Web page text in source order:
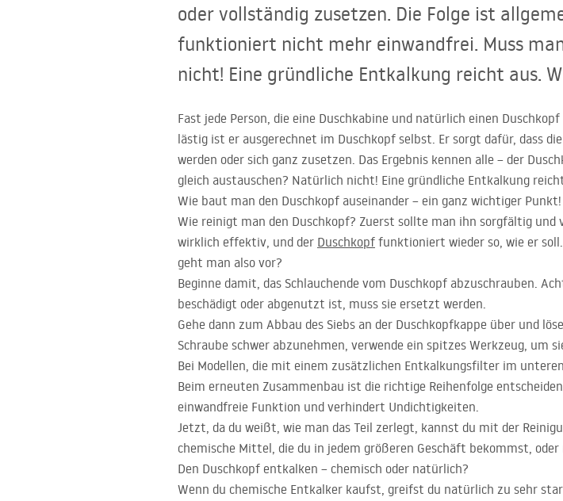
oder vollständig zusetzen. Die Folge ist
funktioniert nicht mehr einwandfrei. Muss
nicht! Eine gründliche Entkalkung reicht aus.
Fast jede Person, die eine Duschkabine und natürlich einen
lästig ist er ausgerechnet im Duschkopf selbst. Er sorgt dafür, dass
werden oder sich ganz zusetzen. Das Ergebnis kennen alle – der
gleich austauschen? Natürlich nicht! Eine gründliche Entkalkung
Wie baut man den Duschkopf auseinander – ein ganz wichtiger Punkt!
Wie reinigt man den Duschkopf? Zuerst sollte man ihn sorgfältig und
wirklich effektiv, und der Duschkopf funktioniert wieder so, wie er
geht man also vor?
Beginne damit, das Schlauchende vom Duschkopf abzuschrauben.
beschädigt oder abgenutzt ist, muss sie ersetzt werden.
Gehe dann zum Abbau des Siebs an der Duschkopfkappe über und
Schraube schwer abzunehmen, verwende ein spitzes Werkzeug, um
Bei Modellen, die mit einem zusätzlichen Entkalkungsfilter im
Beim erneuten Zusammenbau ist die richtige Reihenfolge
einwandfreie Funktion und verhindert Undichtigkeiten.
Jetzt, da du weißt, wie man das Teil zerlegt, kannst du mit der
chemische Mittel, die du in jedem größeren Geschäft bekommst,
Den Duschkopf entkalken – chemisch oder natürlich?
Wenn du chemische Entkalker kaufst, greifst du natürlich zu sehr